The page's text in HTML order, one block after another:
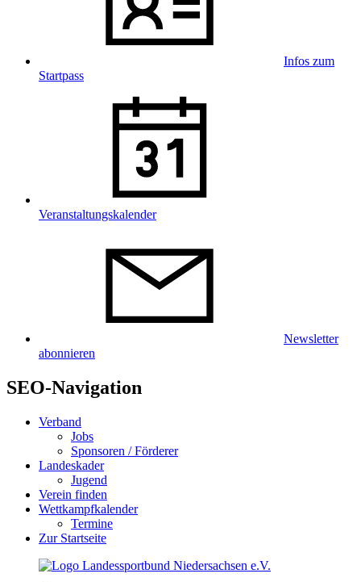
Infos zum
Startpass
Veranstaltungskalender
Newsletter
abonnieren
SEO-Navigation
Verband
Jobs
Sponsoren / Förderer
Landeskader
Jugend
Verein finden
Wettkampfkalender
Termine
Zur Startseite